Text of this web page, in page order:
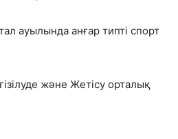
ауылында анғар типті спорт
және Жетісу орталық